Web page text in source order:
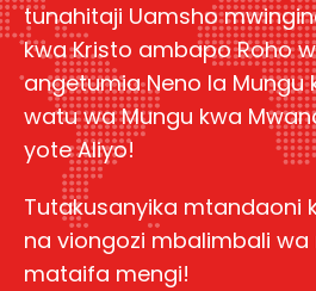
tunahitaji Uamsho
kwa Kristo ambapo Roho
angetumia Neno la
watu wa Mungu kwa
yote Aliyo!
Tutakusanyika mtandaoni
na viongozi mbalimbali
mataifa mengi!